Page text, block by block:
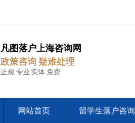
凡图落户上海咨询网
政策咨询 疑难处理
正规 专业 实体 免费
网站首页 留学生落户咨询